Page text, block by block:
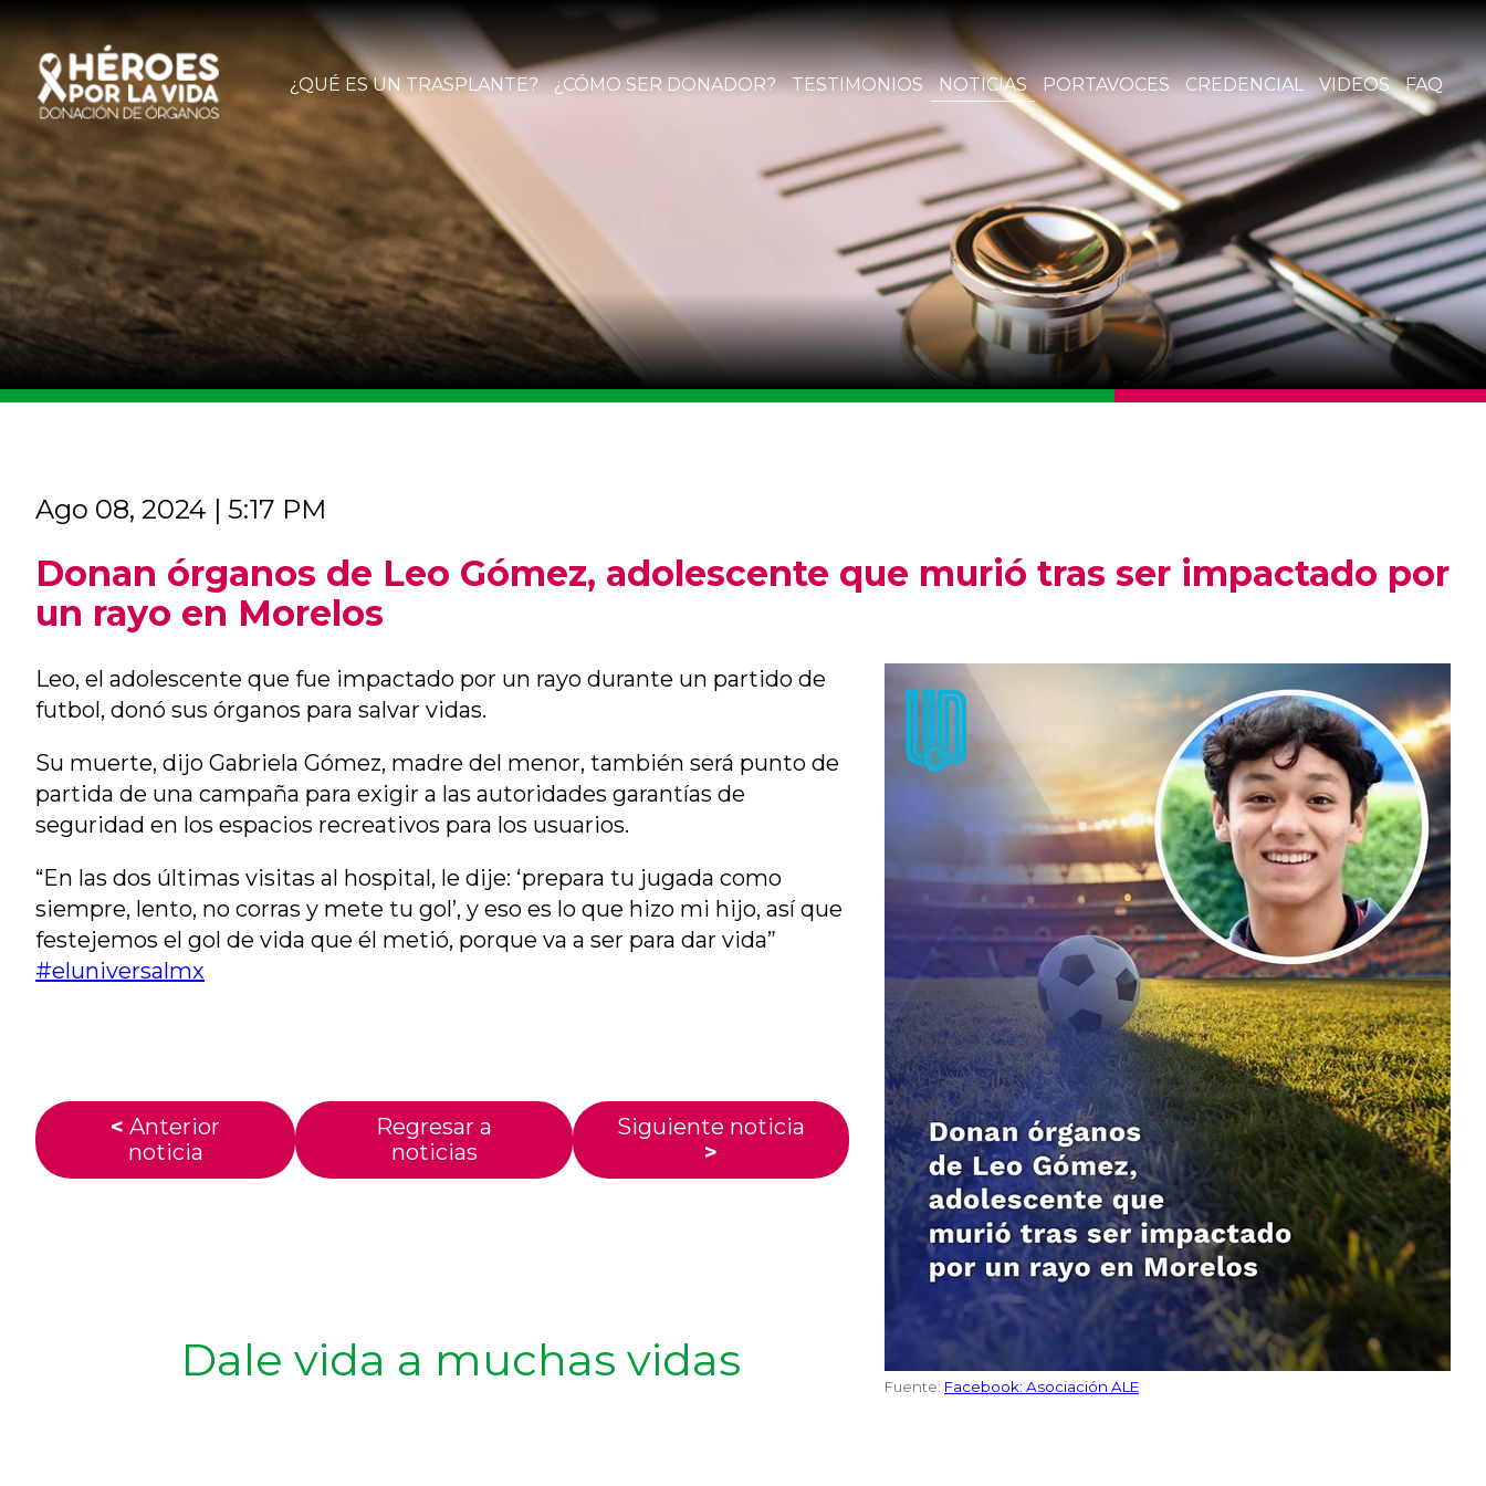
¿QUÉ ES UN TRASPLANTE? ¿CÓMO SER DONADOR? TESTIMONIOS NOTICIAS PORTAVOCES CREDENCIAL VIDEOS FAQ
Ago 08, 2024 | 5:17 PM
Donan órganos de Leo Gómez, adolescente que murió tras ser impactado por
un rayo en Morelos
Fuente: Facebook: Asociación ALE
Leo, el adolescente que fue impactado por un rayo durante un partido de
futbol, donó sus órganos para salvar vidas.
Su muerte, dijo Gabriela Gómez, madre del menor, también será punto de
partida de una campaña para exigir a las autoridades garantías de
seguridad en los espacios recreativos para los usuarios.
“En las dos últimas visitas al hospital, le dije: ‘prepara tu jugada como
siempre, lento, no corras y mete tu gol’, y eso es lo que hizo mi hijo, así que
festejemos el gol de vida que él metió, porque va a ser para dar vida”
#eluniversalmx
< Anterior
noticia
Regresar a
noticias
Siguiente noticia
>
Dale vida a muchas vidas